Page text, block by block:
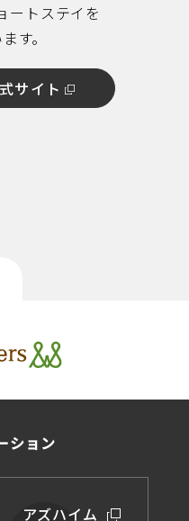
ートステイを
す。
サイト
ション
アズハイム